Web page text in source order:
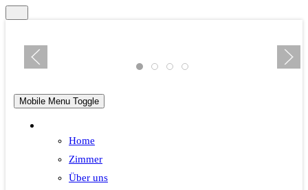
Mobile Menu Toggle
Home
Zimmer
Über uns